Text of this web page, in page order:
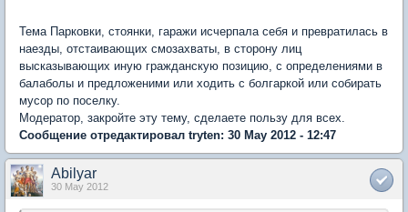
Тема Парковки, стоянки, гаражи исчерпала себя и превратилась в
наезды, отстаивающих смозахваты, в сторону лиц
высказывающих иную гражданскую позицию, с определениями в
балаболы и предложеними или ходить с болгаркой или собирать
мусор по поселку.
Модератор, закройте эту тему, сделаете пользу для всех.
Сообщение отредактировал tryten: 30 May 2012 - 12:47
Abilyar
30 May 2012